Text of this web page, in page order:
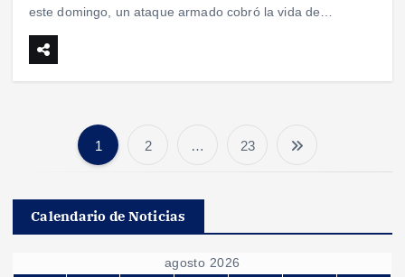
este domingo, un ataque armado cobró la vida de…
a
g
1 2 … 23
Calendario de Noticias
agosto 2026